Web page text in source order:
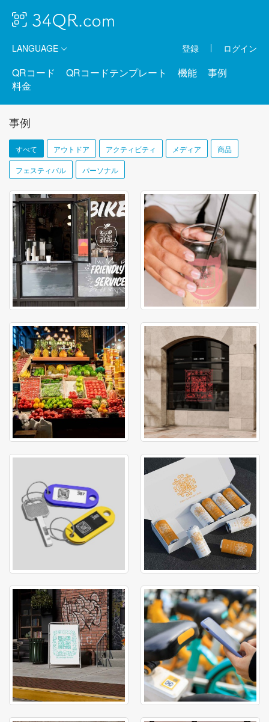
LANGUAGE 登録 ログイン
QRコード QRコードテンプレート 機能
事例
料金
事例
すべて アウトドア アクティビティ メディア 商品
フェスティバル パーソナル